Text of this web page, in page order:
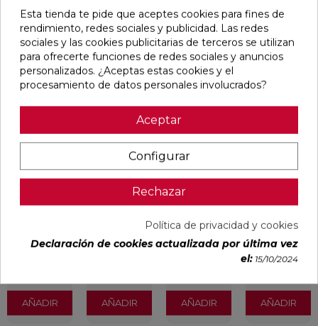
Productos relacionados
MONOMANDO
DE LAVABO
HERITAGE
PVP
favorite
AÑADIR
GRIFERÍA
TERMOSTÁTICA
PARA MURAL
HORIZONTAL
ROSA
CEPILLADO
PVP
favorite
AÑADIR
GRIFERÍA
TERMOSTÁTICA
EMPOTRADA
DE BAÑERA
LOOP K ORO
33966014
PVP
favorite
AÑADIR
MONOMANDO
DE LAVABO
WHITE
35021303
PVP
506,26 €
favorite
AÑADIR
Esta tienda te pide que aceptes cookies para fines de
rendimiento, redes sociales y publicidad. Las redes
sociales y las cookies publicitarias de terceros se utilizan
para ofrecerte funciones de redes sociales y anuncios
personalizados. ¿Aceptas estas cookies y el
procesamiento de datos personales involucrados?
Aceptar
Configurar
Rechazar
Política de privacidad y cookies
Declaración de cookies actualizada por última vez
el: 15/10/2024